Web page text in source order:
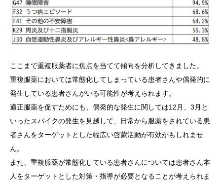
ここまで重複服薬者に焦点を当てて傾向を分析してきました。
重複服薬においては常態化してしまっている患者さんや偶発的に
発生している患者さんがいる可能性が考えられます。
適正服薬を促すためにも、偶発的な発生に関しては12月、3月と
いったスパイクの発生を見越して、日常から服薬をされている患
者さんをターゲットとした幅広い啓蒙活動が有効かもしれませ
ん。
また、重複服薬が常態化している患者さんについては患者さん本
人をターゲットとした対策・指導が必要となることが考えられま